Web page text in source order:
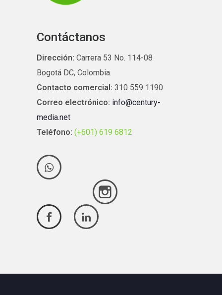
Contáctanos
Dirección: Carrera 53 No. 114-08
Bogotá DC, Colombia.
Contacto comercial: 310 559 1190
Correo electrónico: info@century-
media.net
Teléfono: (+601) 619 6812